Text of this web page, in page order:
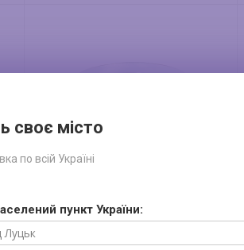
своє місто
по всій Україні
пункт України: